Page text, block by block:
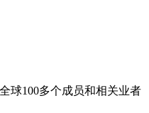
球100多个成员和相关业者